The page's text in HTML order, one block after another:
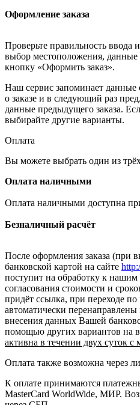
Оформление заказа
Проверьте правильность ввода
выбор местоположения,
кнопку «Оформить заказ».
Наш сервис запоминает
о заказе и в следующий раз
данные предыдущего заказа.
выбирайте другие варианты.
Оплата
Вы можете выбрать один из
Оплата наличными
Оплата наличными доступна
Безналичный расчёт
После оформления заказа (при
банковской картой на сайте
поступит на обработку к
согласования стоимости и
придёт ссылка, при переходе
автоматически
внесения данных Вашей
помощью других вариантов на
активна в течении двух суток
Оплата также возможна через
К оплате принимаются
MasterCard WorldWide, МИР.